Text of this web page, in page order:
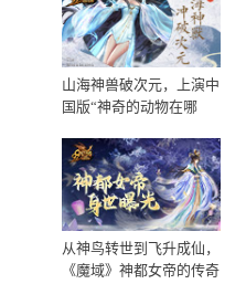
山海神兽破次元，上演中
国版“神奇的动物在哪
从神鸟转世到飞升成仙，
《魔域》神都女帝的传奇